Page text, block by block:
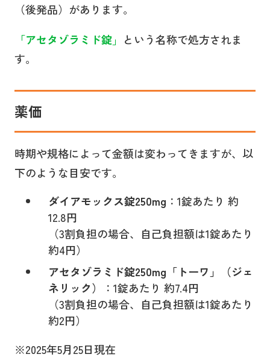
（後発品）があります。
「アセタゾラミド錠」 という名称で処方されま
す。
薬価
時期や規格によって金額は変わってきますが、以
下のような目安です。
ダイアモックス錠250mg ：1錠あたり 約
12.8円
（3割負担の場合、自己負担額は1錠あたり
約4円）
アセタゾラミド錠250mg「トーワ」（ジェ
ネリック）
：1錠あたり 約7.4円
（3割負担の場合、自己負担額は1錠あたり
約2円）
※2025年5月25日現在